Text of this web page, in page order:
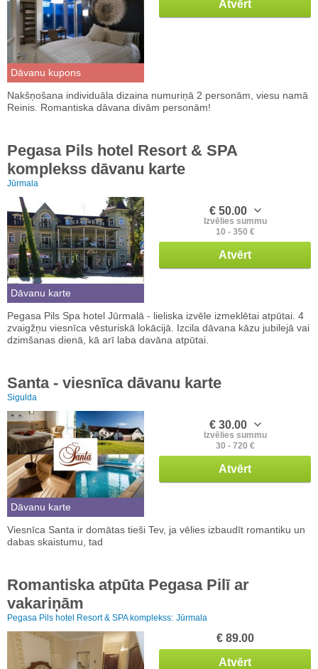
Dāvanu kupons
Atvērt
Nakšņošana individuāla dizaina numuriņā 2 personām, viesu namā
Reinis. Romantiska dāvana divām personām!
Pegasa Pils hotel Resort & SPA
komplekss dāvanu karte
Jūrmala
Dāvanu karte
€ 50.00
Izvēlies summu
10 - 350 €
Atvērt
Pegasa Pils Spa hotel Jūrmalā - lieliska izvēle izmeklētai atpūtai. 4
zvaigžņu viesnīca vēsturiskā lokācijā. Izcila dāvana kāzu jubilejā vai
dzimšanas dienā, kā arī laba davāna atpūtai.
Santa - viesnīca dāvanu karte
Sigulda
Dāvanu karte
€ 30.00
Izvēlies summu
30 - 720 €
Atvērt
Viesnīca Santa ir domātas tieši Tev, ja vēlies izbaudīt romantiku un
dabas skaistumu, tad
Romantiska atpūta Pegasa Pilī ar
vakariņām
Pegasa Pils hotel Resort & SPA komplekss: Jūrmala
€ 89.00
Atvērt